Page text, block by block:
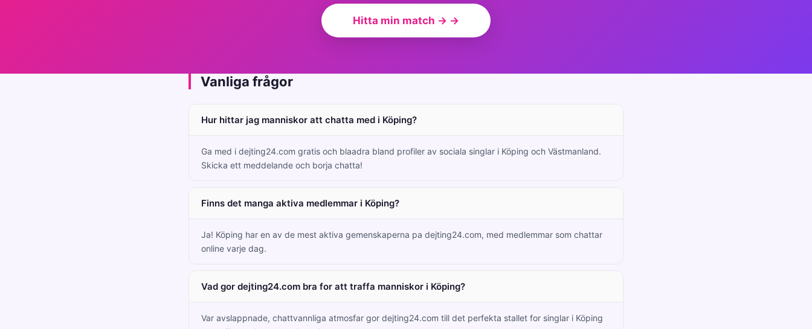
Hitta min match → →
Vanliga frågor
Hur hittar jag manniskor att chatta med i Köping?
Ga med i dejting24.com gratis och blaadra bland profiler av sociala singlar i Köping och Västmanland.
Skicka ett meddelande och borja chatta!
Finns det manga aktiva medlemmar i Köping?
Ja! Köping har en av de mest aktiva gemenskaperna pa dejting24.com, med medlemmar som chattar
online varje dag.
Vad gor dejting24.com bra for att traffa manniskor i Köping?
Var avslappnade, chattvannliga atmosfar gor dejting24.com till det perfekta stallet for singlar i Köping